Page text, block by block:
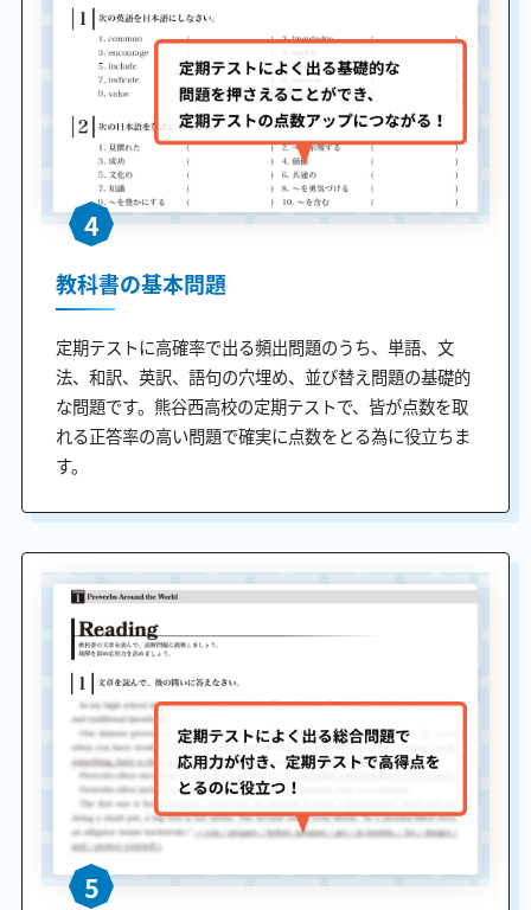
4
教科書の基本問題
定期テストに高確率で出る頻出問題のうち、単語、文
法、和訳、英訳、語句の穴埋め、並び替え問題の基礎的
な問題です。熊谷西高校の定期テストで、皆が点数を取
れる正答率の高い問題で確実に点数をとる為に役立ちま
す。
5